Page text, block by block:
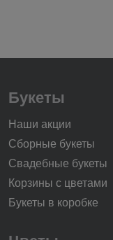
Букеты
Наши акции
Сборные букеты
Свадебные букеты
Корзины с цветами
Букеты в коробке